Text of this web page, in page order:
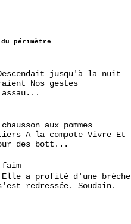
périmètre
jusqu'à la nuit
Nos gestes
aux pommes
A la compote Vivre Et
des bott...
a profité d'une brèche
redressée. Soudain.